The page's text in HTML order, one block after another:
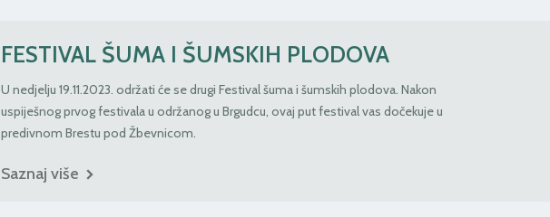
FESTIVAL ŠUMA I ŠUMSKIH PLODOVA
U nedjelju 19.11.2023. održati će se drugi Festival šuma i šumskih plodova. Nakon
uspiješnog prvog festivala u održanog u Brgudcu, ovaj put festival vas dočekuje u
predivnom Brestu pod Žbevnicom.
Saznaj više